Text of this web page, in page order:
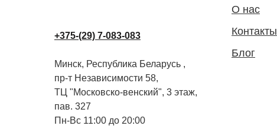
+375-(29) 7-083-083
Минск, Республика Беларусь ,
пр-т Независимости 58,
ТЦ "Московско-венский", 3 этаж,
пав. 327
Пн-Вс 11:00 до 20:00
О нас
Контакты
Блог